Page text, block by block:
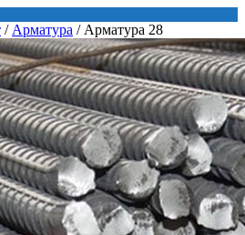
/ Арматура /Арматура 28